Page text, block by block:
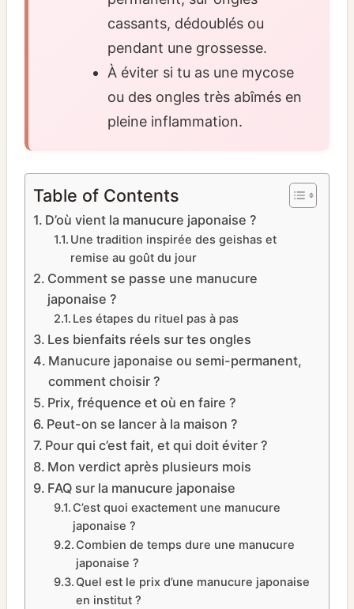
cassants, dédoublés ou
pendant une grossesse.
À éviter si tu as une mycose
ou des ongles très abîmés en
pleine inflammation.
Table of Contents
D’où vient la manucure japonaise ?
Une tradition inspirée des geishas et
remise au goût du jour
Comment se passe une manucure
japonaise ?
Les étapes du rituel pas à pas
Les bienfaits réels sur tes ongles
Manucure japonaise ou semi-permanent,
comment choisir ?
Prix, fréquence et où en faire ?
Peut-on se lancer à la maison ?
Pour qui c’est fait, et qui doit éviter ?
Mon verdict après plusieurs mois
FAQ sur la manucure japonaise
C’est quoi exactement une manucure
japonaise ?
Combien de temps dure une manucure
japonaise ?
Quel est le prix d’une manucure japonaise
en institut ?